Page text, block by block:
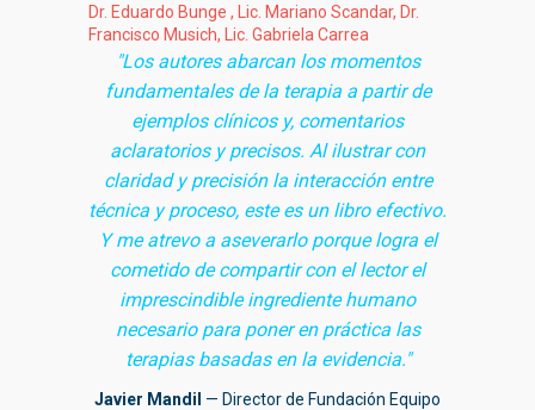
Dr. Eduardo Bunge , Lic. Mariano Scandar, Dr.
Francisco Musich, Lic. Gabriela Carrea
"Los autores abarcan los momentos
fundamentales de la terapia a partir de
ejemplos clínicos y, comentarios
aclaratorios y precisos. Al ilustrar con
claridad y precisión la interacción entre
técnica y proceso, este es un libro efectivo.
Y me atrevo a aseverarlo porque logra el
cometido de compartir con el lector el
imprescindible ingrediente humano
necesario para poner en práctica las
terapias basadas en la evidencia."
Javier Mandil — Director de Fundación Equipo